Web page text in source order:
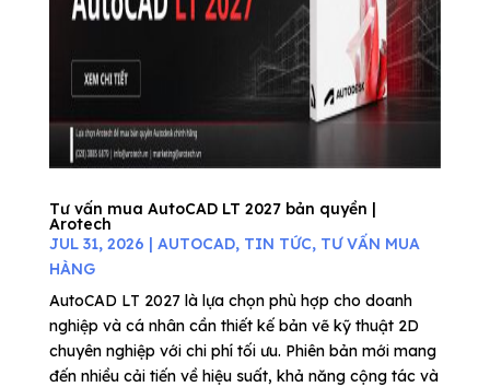
Tư vấn mua AutoCAD LT 2027 bản quyền |
Arotech
JUL 31, 2026 | AUTOCAD, TIN TỨC, TƯ VẤN MUA
HÀNG
AutoCAD LT 2027 là lựa chọn phù hợp cho doanh
nghiệp và cá nhân cần thiết kế bản vẽ kỹ thuật 2D
chuyên nghiệp với chi phí tối ưu. Phiên bản mới mang
đến nhiều cải tiến về hiệu suất, khả năng cộng tác và